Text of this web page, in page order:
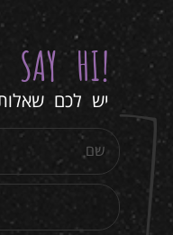
!
SAY HI
יש לכם